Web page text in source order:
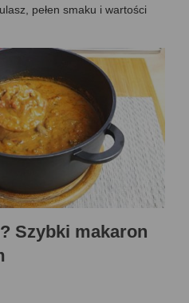
pełen smaku i wartości
Szybki makaron